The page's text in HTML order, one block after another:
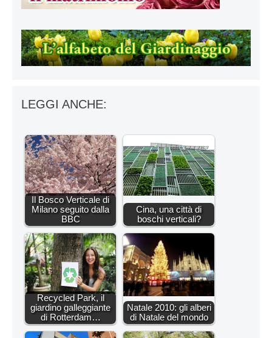
LEGGI ANCHE:
Il Bosco Verticale di
Milano seguito dalla
BBC
Cina, una città di
boschi verticali?
Recycled Park, il
giardino galleggiante
di Rotterdam…
Natale 2010: gli alberi
di Natale del mondo